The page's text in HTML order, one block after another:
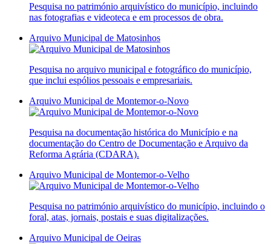
Pesquisa no património arquivístico do município, incluindo
nas fotografias e videoteca e em processos de obra.
Arquivo Municipal de Matosinhos
Pesquisa no arquivo municipal e fotográfico do município,
que inclui espólios pessoais e empresariais.
Arquivo Municipal de Montemor-o-Novo
Pesquisa na documentação histórica do Município e na
documentação do Centro de Documentação e Arquivo da
Reforma Agrária (CDARA).
Arquivo Municipal de Montemor-o-Velho
Pesquisa no património arquivístico do município, incluindo o
foral, atas, jornais, postais e suas digitalizações.
Arquivo Municipal de Oeiras